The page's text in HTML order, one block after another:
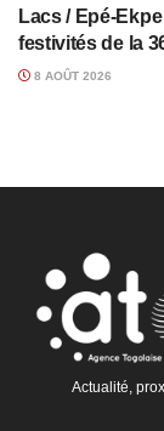
Lacs / Epé-
festivités de la
8 AOÛT 2026
Actualité,